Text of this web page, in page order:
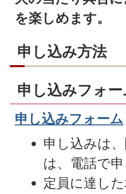
を楽しめます。
申し込み方法
申し込みフォ
申し込みフォーム
申し込みは
は、電話で
定員に達し